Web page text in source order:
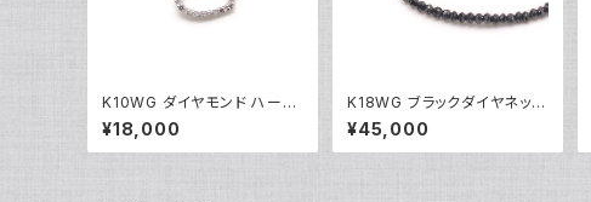
K10WG ダイヤモンド ハート
ペンダント ネックレス 10金
ホワイトゴールド アズキチェ
ーン Y04907
¥18,000
K18WG ブラックダイヤネック
レス 18金 ホワイトゴールド Y
05101
¥45,000